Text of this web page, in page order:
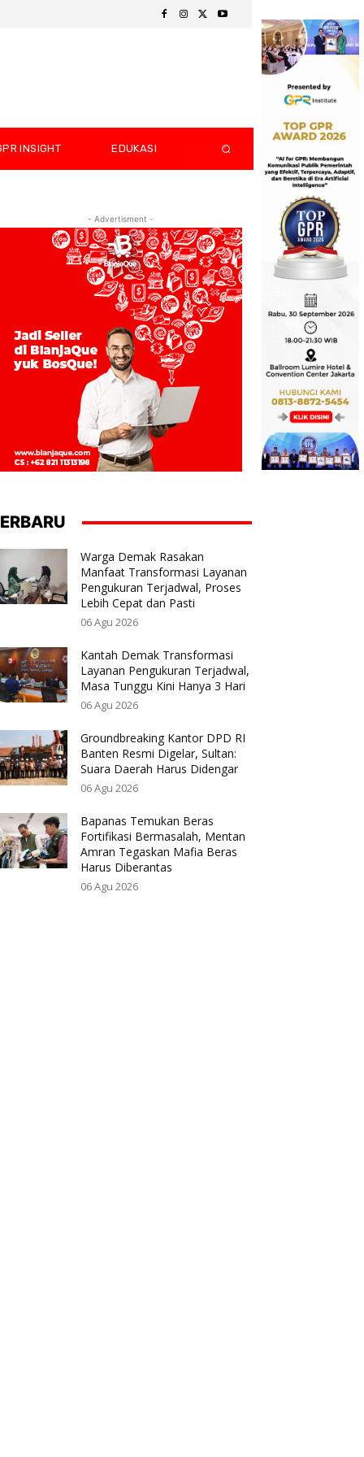
INSIGHT EDUKASI
- Advertisment -
Warga Demak Rasakan
Manfaat Transformasi Layanan
Pengukuran Terjadwal, Proses
Lebih Cepat dan Pasti
06 Agu 2026
Kantah Demak Transformasi
Layanan Pengukuran Terjadwal,
Masa Tunggu Kini Hanya 3 Hari
06 Agu 2026
Groundbreaking Kantor DPD RI
Banten Resmi Digelar, Sultan:
Suara Daerah Harus Didengar
06 Agu 2026
Bapanas Temukan Beras
Fortifikasi Bermasalah, Mentan
Amran Tegaskan Mafia Beras
Harus Diberantas
06 Agu 2026